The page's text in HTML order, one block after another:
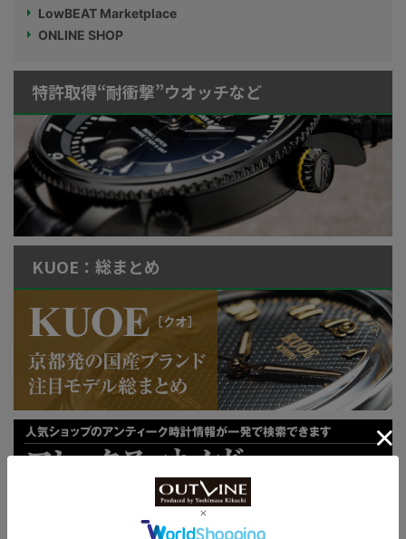
LowBEAT Marketplace
ONLINE SHOP
特許取得“耐衝撃”ウオッチなど
KUOE：総まとめ